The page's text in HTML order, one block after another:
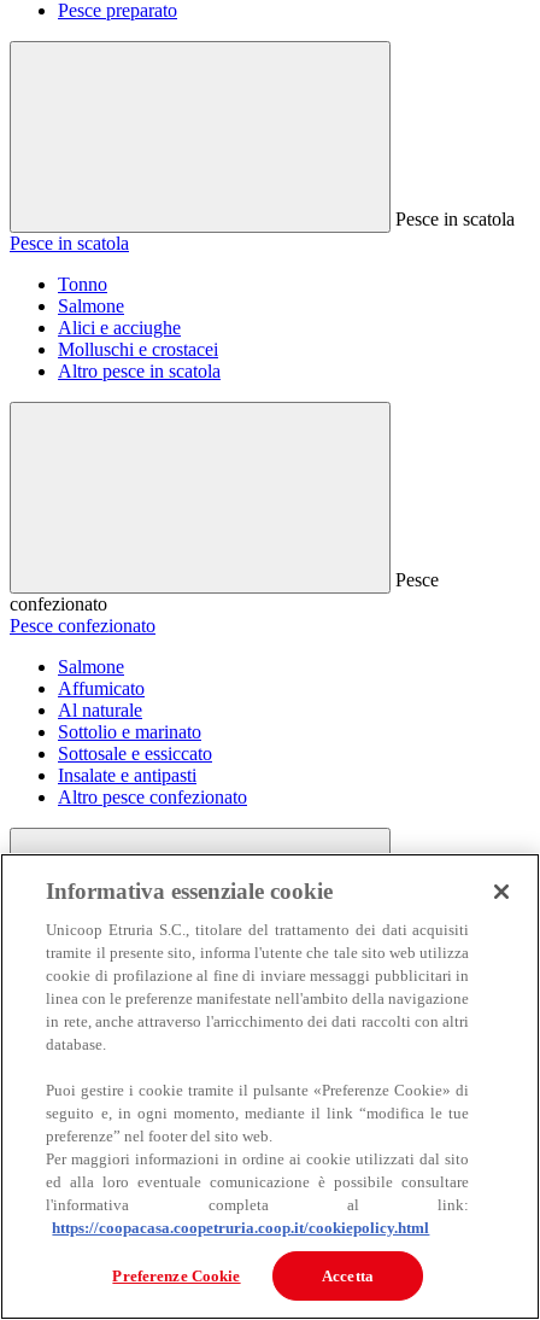
Pesce preparato
Pesce in scatola
Pesce in scatola
Tonno
Salmone
Alici e acciughe
Molluschi e crostacei
Altro pesce in scatola
Pesce
confezionato
Pesce confezionato
Salmone
Affumicato
Al naturale
Sottolio e marinato
Sottosale e essiccato
Insalate e antipasti
Altro pesce confezionato
Carne
Carne
Bovino
Informativa essenziale cookie
Unicoop Etruria S.C., titolare del trattamento dei dati acquisiti
tramite il presente sito, informa l'utente che tale sito web utilizza
cookie di profilazione al fine di inviare messaggi pubblicitari in
linea con le preferenze manifestate nell'ambito della navigazione
in rete, anche attraverso l'arricchimento dei dati raccolti con altri
database.
Puoi gestire i cookie tramite il pulsante «Preferenze Cookie» di
seguito e, in ogni momento, mediante il link “modifica le tue
preferenze” nel footer del sito web.
Per maggiori informazioni in ordine ai cookie utilizzati dal sito
ed alla loro eventuale comunicazione è possibile consultare
l'informativa completa al link:
https://coopacasa.coopetruria.coop.it/cookiepolicy.html
Preferenze Cookie Accetta